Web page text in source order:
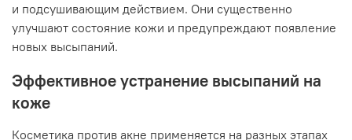
и подсушивающим действием. Они существенно
улучшают состояние кожи и предупреждают появление
новых высыпаний.
Эффективное устранение высыпаний на
коже
Косметика против акне применяется на разных этапах